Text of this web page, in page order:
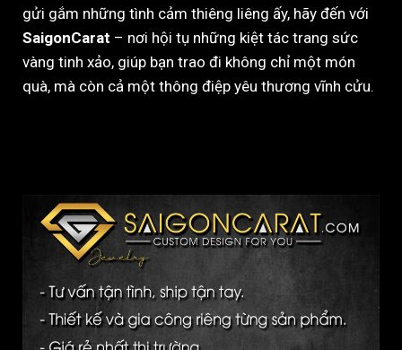
gửi gắm những tình cảm thiêng liêng ấy, hãy đến với
SaigonCarat – nơi hội tụ những kiệt tác trang sức
vàng tinh xảo, giúp bạn trao đi không chỉ một món
quà, mà còn cả một thông điệp yêu thương vĩnh cửu.